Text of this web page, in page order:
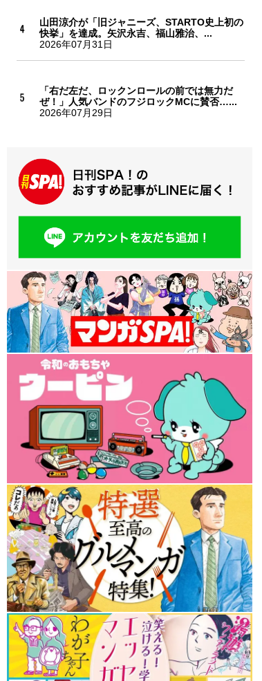
山田涼介が「旧ジャニーズ、STARTO史上初の
快挙」を達成。矢沢永吉、福山雅治、...
2026年07月31日
「右だ左だ、ロックンロールの前では無力だ
ぜ！」人気バンドのフジロックMCに賛否…...
2026年07月29日